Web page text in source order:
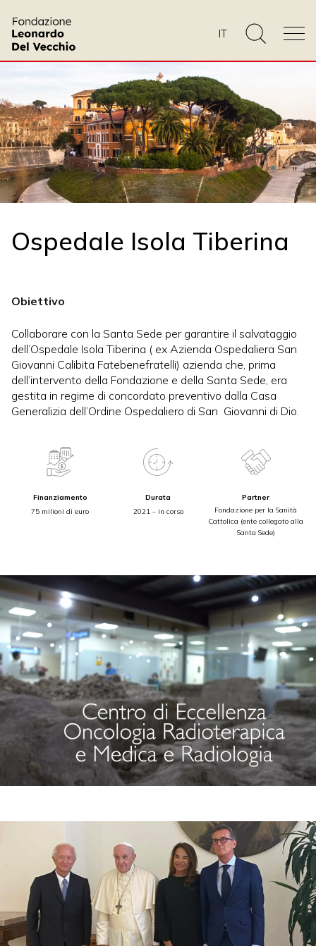
IT
Ospedale Isola Tiberina
Obiettivo
Collaborare con la Santa Sede per garantire il salvataggio
dell’Ospedale Isola Tiberina ( ex Azienda Ospedaliera San
Giovanni Calibita Fatebenefratelli) azienda che, prima
dell’intervento della Fondazione e della Santa Sede, era
gestita in regime di concordato preventivo dalla Casa
Generalizia dell’Ordine Ospedaliero di San Giovanni di Dio.
Finanziamento
75 milioni di euro
Durata
2021 – in corso
Partner
Fondazione per la Sanità
Cattolica (ente collegato alla
Santa Sede)